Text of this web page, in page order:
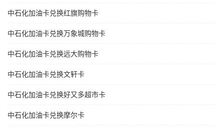
中石化加油卡兑换红旗购物卡
中石化加油卡兑换万象城购物卡
中石化加油卡兑换远大购物卡
中石化加油卡兑换文轩卡
中石化加油卡兑换好又多超市卡
中石化加油卡兑换摩尔卡